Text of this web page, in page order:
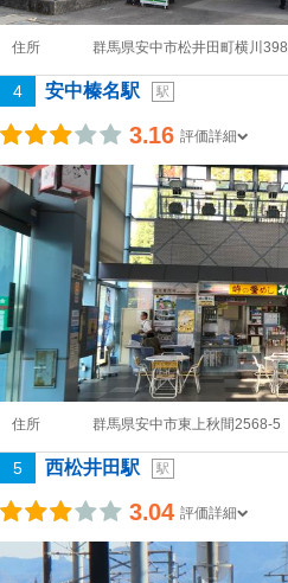
住所 群馬県安中市松井田町横川398
4 安中榛名駅 駅
3.16 評価詳細
住所 群馬県安中市東上秋間2568-5
5 西松井田駅 駅
3.04 評価詳細